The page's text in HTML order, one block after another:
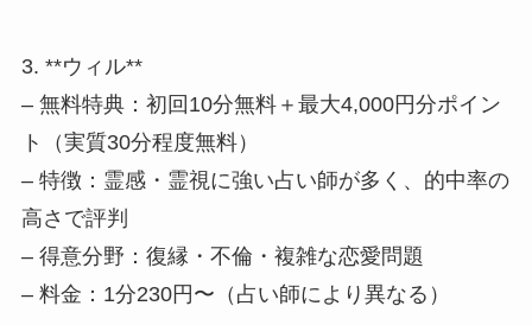
3. **ウィル**
– 無料特典：初回10分無料＋最大4,000円分ポイン
ト（実質30分程度無料）
– 特徴：霊感・霊視に強い占い師が多く、的中率の
高さで評判
– 得意分野：復縁・不倫・複雑な恋愛問題
– 料金：1分230円〜（占い師により異なる）